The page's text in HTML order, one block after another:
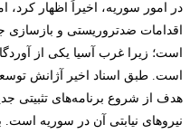
در امور سوریه، اخیراً اظهار کرد،
اقدامات ضدتروریستی و بازسازی
است؛ زیرا غرب آسیا یکی از
است. طبق اسناد اخیر آژانش
هدف از شروع برنامه‌های تثبیتی
نیروهای نیابتی آن در سوریه